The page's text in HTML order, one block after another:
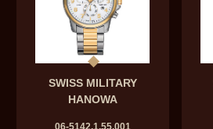
SWISS MILITARY
HANOWA
06-5142.1.55.001